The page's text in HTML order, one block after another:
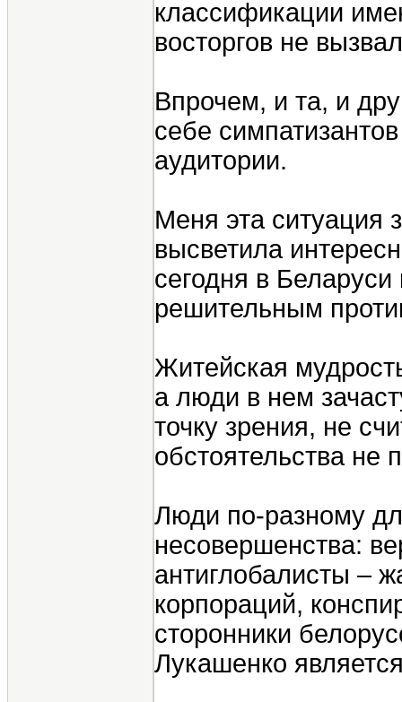
классификации
восторгов не
Впрочем, и та, и
себе
аудитории.
Меня эта ситуация
высветила
сегодня в
решительным
Житейская
а люди в нем
точку зрения, не
обстоятельства не
Люди по-разному
несовершенства:
антиглобалисты –
корпораций,
сторонники
Лукашенко